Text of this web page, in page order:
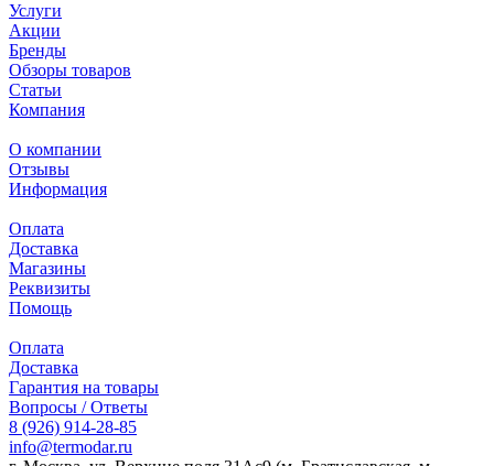
Услуги
Акции
Бренды
Обзоры товаров
Статьи
Компания
О компании
Отзывы
Информация
Оплата
Доставка
Магазины
Реквизиты
Помощь
Оплата
Доставка
Гарантия на товары
Вопросы / Ответы
8 (926) 914-28-85
info@termodar.ru